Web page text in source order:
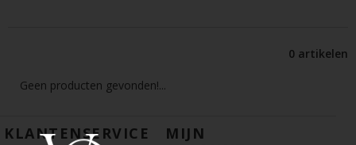
0 artikelen
Geen producten gevonden!...
KLANTENSERVICE
MIJN